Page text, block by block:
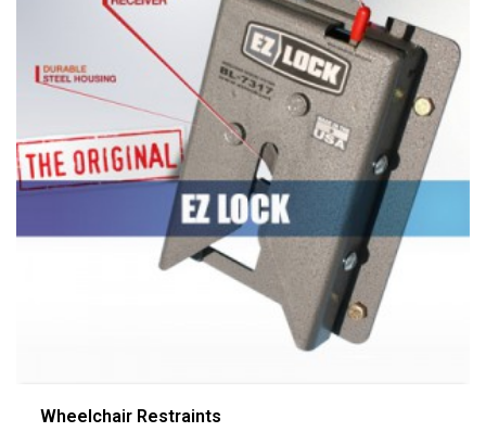
Wheelchair Restraints